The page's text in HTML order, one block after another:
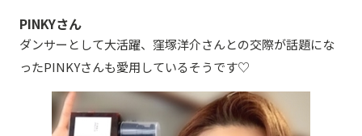
PINKYさん
ダンサーとして大活躍、窪塚洋介さんとの交際が話題にな
ったPINKYさんも愛用しているそうです♡